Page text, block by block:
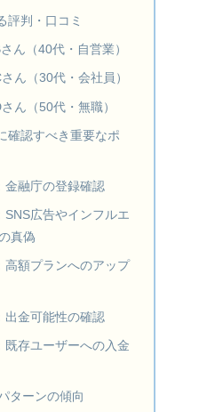
評判・口コミ
ん（40代・自営業）
ん（30代・会社員）
ん（50代・無職）
確認すべき重要なポ
金融庁の登録確認
SNS広告やインフルエ
真偽
高額プランへのアップ
出金可能性の確認
既存ユーザーへの入金
ターンの傾向